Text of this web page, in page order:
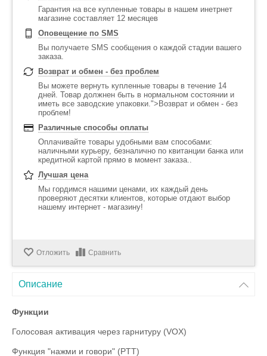
Гарантия на все купленные товары в нашем инетрнет
магазине составляет 12 месяцев
Оповещение по SMS
Вы получаете SMS сообщения о каждой стадии вашего
заказа.
Возврат и обмен - без проблем
Вы можете вернуть купленные товары в течение 14
дней. Товар должнен быть в нормальном состоянии и
иметь все заводские упаковки.">Возврат и обмен - без
проблем!
Различные способы оплаты
Оплачивайте товары удобными вам способами:
наличными курьеру, безналично по квитанции банка или
кредитной картой прямо в момент заказа..
Лучшая цена
Мы гордимся нашими ценами, их каждый день
проверяют десятки клиентов, которые отдают выбор
нашему интернет - магазину!
Отложить Сравнить
Описание
Функции
Голосовая активация через гарнитуру (VOX)
Функция "нажми и говори" (PTT)